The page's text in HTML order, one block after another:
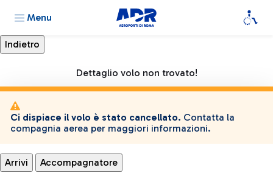
Menu
Dettaglio volo non trovato!
Ci dispiace il volo è stato cancellato. Contatta la
compagnia aerea per maggiori informazioni.
Arrivi Accompagnatore